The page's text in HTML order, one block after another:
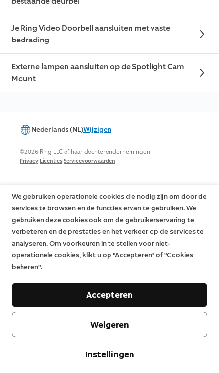
Je Ring Video Doorbell aansluiten met vaste
bedrading
Externe lampen aansluiten op de Spotlight Cam
Mount
Nederlands (NL)Wijzigen
©2026 Ring LLC of haar dochterondernemingen
Privacy|Licenties|Servicevoorwaarden
We gebruiken operationele cookies die nodig zijn om door de
services te browsen en de functies ervan te gebruiken. We
gebruiken deze cookies ook om de gebruikerservaring te
verbeteren en de prestaties en het verkeer op de services te
analyseren. Om voorkeuren in te stellen voor niet-
operationele cookies, klikt u op "Accepteren" of "Cookies
beheren".
Instellingen
Weigeren
Accepteren